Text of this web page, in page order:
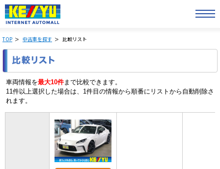
TOP 中古車を探す 比較リスト
車両情報を最大10件まで比較できます。
11件以上選択した場合は、1件目の情報から順番にリストから自動削除さ
れます。